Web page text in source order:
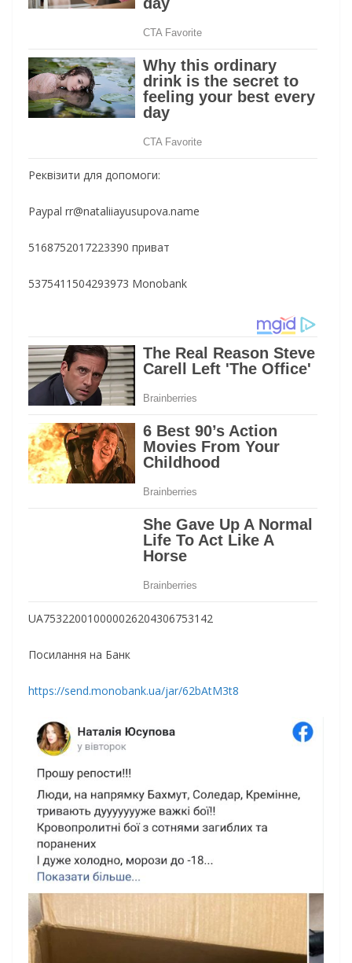
Реквізити для допомоги:
Paypal rr@nataliiayusupova.name
5168752017223390 приват
5375411504293973 Monobank
UA753220010000026204306753142
Посилання на Банк
https://send.monobank.ua/jar/62bAtM3t8